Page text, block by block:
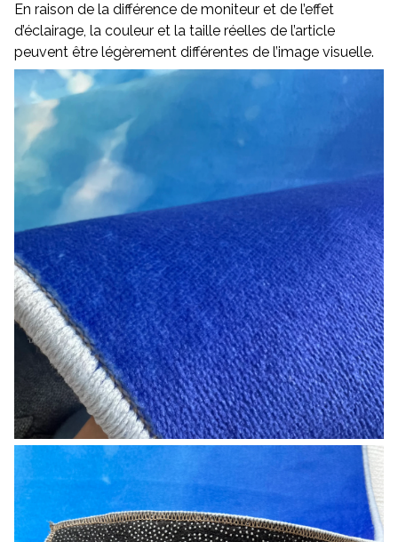
En raison de la différence de moniteur et de l’effet
d’éclairage, la couleur et la taille réelles de l’article
peuvent être légèrement différentes de l’image visuelle.